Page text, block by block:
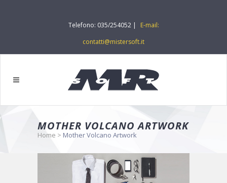
Telefono: 035/254052 |
E-mail:
contatti@mistersoft.it
MOTHER VOLCANO ARTWORK
Home > Mother Volcano Artwork